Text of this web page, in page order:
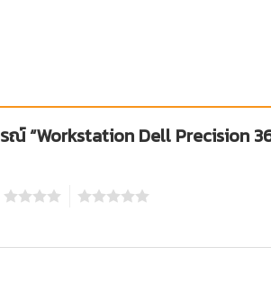
ณ์ “Workstation Dell Precision